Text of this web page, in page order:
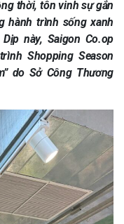
thời, tôn vinh sự gắn
hành trình sống xanh
này, Saigon Co.op
Shopping Season
do Sở Công Thương